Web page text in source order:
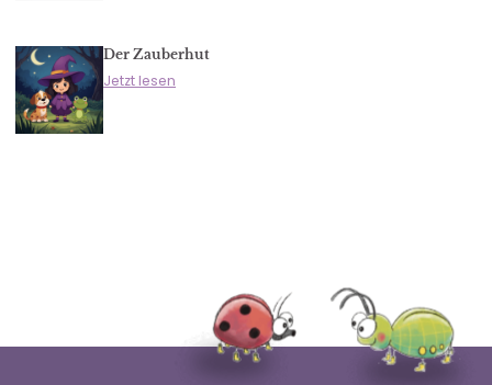
Der Zauberhut
Jetzt lesen